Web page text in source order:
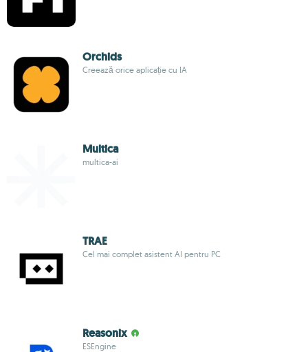
Orchids
Creează orice aplicație cu IA
Multica
multica-ai
TRAE
Cel mai complet asistent AI pentru PC
Reasonix
ESEngine